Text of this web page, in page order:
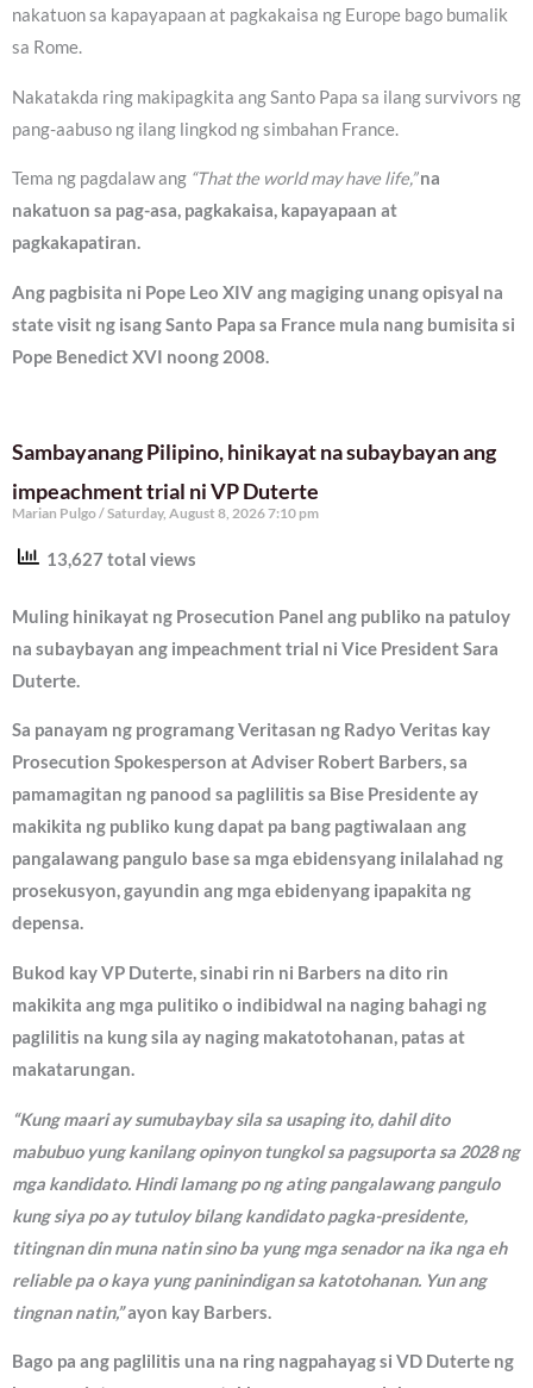
nakatuon sa kapayapaan at pagkakaisa ng Europe bago bumalik
sa Rome.
Nakatakda ring makipagkita ang Santo Papa sa ilang survivors ng
pang-aabuso ng ilang lingkod ng simbahan France.
Tema ng pagdalaw ang “That the world may have life,”na
nakatuon sa pag-asa, pagkakaisa, kapayapaan at
pagkakapatiran.
Ang pagbisita ni Pope Leo XIV ang magiging unang opisyal na
state visit ng isang Santo Papa sa France mula nang bumisita si
Pope Benedict XVI noong 2008.
Sambayanang Pilipino, hinikayat na subaybayan ang
impeachment trial ni VP Duterte
Marian Pulgo Saturday, August 8, 2026 7:10 pm
13,627 total views
Muling hinikayat ng Prosecution Panel ang publiko na patuloy
na subaybayan ang impeachment trial ni Vice President Sara
Duterte.
Sa panayam ng programang Veritasan ng Radyo Veritas kay
Prosecution Spokesperson at Adviser Robert Barbers, sa
pamamagitan ng panood sa paglilitis sa Bise Presidente ay
makikita ng publiko kung dapat pa bang pagtiwalaan ang
pangalawang pangulo base sa mga ebidensyang inilalahad ng
prosekusyon, gayundin ang mga ebidenyang ipapakita ng
depensa.
Bukod kay VP Duterte, sinabi rin ni Barbers na dito rin
makikita ang mga pulitiko o indibidwal na naging bahagi ng
paglilitis na kung sila ay naging makatotohanan, patas at
makatarungan.
“Kung maari ay sumubaybay sila sa usaping ito, dahil dito
mabubuo yung kanilang opinyon tungkol sa pagsuporta sa 2028 ng
mga kandidato. Hindi lamang po ng ating pangalawang pangulo
kung siya po ay tutuloy bilang kandidato pagka-presidente,
titingnan din muna natin sino ba yung mga senador na ika nga eh
reliable pa o kaya yung paninindigan sa katotohanan. Yun ang
tingnan natin,”ayon kay Barbers.
Bago pa ang paglilitis una na ring nagpahayag si VD Duterte ng